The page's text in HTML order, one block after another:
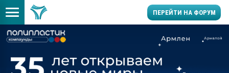
ПЕРЕЙТИ НА ФОРУМ
производство SPC